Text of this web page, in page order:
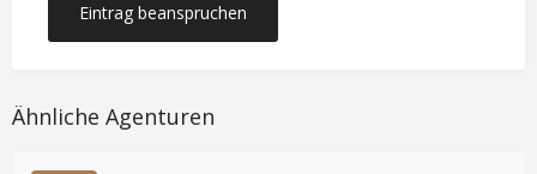
Eintrag beanspruchen
Ähnliche Agenturen